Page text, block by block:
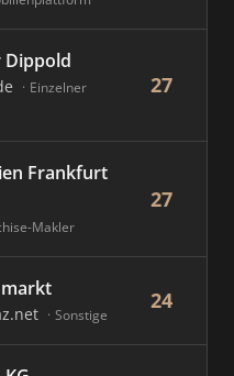
Dippold
Einzelner
27
Frankfurt
Makler
27
Sonstige
24